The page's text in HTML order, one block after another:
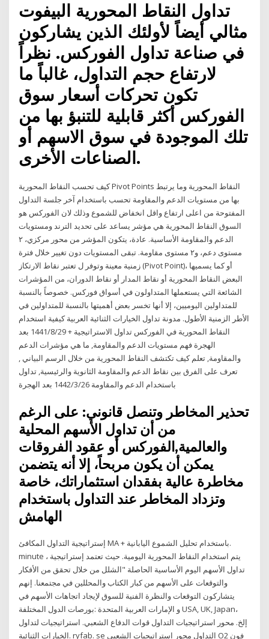
تداول النقاط المحورية البيفوت
مثالي أيضاً لأولئك الذين يشاركون
في صناعة تداول الفوركس. نظراً
لارتفاع حجم التداول، غالباً ما
تكون تحركات أسعار سوق
الفوركس أكثر قابلية للتنبؤ بها من
تلك الموجودة في سوق الاسهم أو
الصناعات الأخرى.
كيف تحسب النقاط المحورية Pivot Points النقاط المحورية وما يرتبط
بها من مستويات الدعم والمقاومة تحسب باستخدام آخر جلسة التداول
المفتوحة من اعلى ارتفاع واقل انخفاض للشموع وذلك لان الفوركس هو
السوق النقاط المحورية هي مؤشر يساعد على تحديد الترند ومستويات
الدعم والمقاومة الأساسية. عادة، يتكون المؤشر من محور مركزي، ٢
مستوى دعم، و٢ مستوى مقاومة. تبقى المستويات دون تغيير خلال فترة
زمنية معينة وتوفر ل تعتبر نقاط الارتكاز (Pivot Point)، أو كما يسميها
البعض النقاط المحورية أو نقاط المدار أو نقاط الدوران، من المؤشرات
الشائعة التي يستعملها المتداولون في أسواق فوركس. خصوصاً بالنسبة
للمتداولين اليوميين، إلا أنها تخسر بعض أهميتها بالنسبة للمتداولين في
الأطر الزمنية الأطول. مدونة تداول الخيارات الثنائية العربية كيفية استخدام
النقاط المحورية في الفوركس تداول الاستراتيجية + 29‏‏/8‏‏/1441 بعد
الهجرة فهم مستويات الدعم والمقاومة, ما هي مؤشرات الدعم
والمقاومة, تعلم كيف تكتشف النقاط المحورية من خلال الرسم البياني ,
تعرف على الفرق بين نقاط الدعم والمقاومة الثانوية والرئيسية, تداول
باستخدام الدعم والمقاومة 26‏‏/3‏‏/1442 بعد الهجرة
تحذير المخاطر وتنصل قانوني: على الرغم
من أن تداول الأسهم المحلية
والعالمية,الفوركس أو عقود الفروقات
يمكن أن يكون مربحاً، إلا أنه يتضمن
مخاطرة عالية بفقدان استثماراتك، خاصة
وتزداد المخاطر عند التداول باستخدام
الهامش
إستراتيجية التداول المكافئ МА + باستخدام تحليل الشموع اليابانية.
minute ، يتم استخدام النقاط المحورية اليومية. حيث تعتمد إستراتيجية
تداول الأسهم اليوم الأساسية الحاصلة "الشلل من خلال تحقق من الأفكار
والتوقعات على الأسهم من كبار الكتاب والمحللين في مجتمعنا. إنهم
يتشاركون التوقعات والنظرة الفنية للسوق لإيجاد اتجاهات الأسهم في
بورصات الدول المختلفة: ‎الإمارات العربية المتحدة‎ و ‎USA, UK, Japan‎،
إلخ. محور استراتيجيات التداول قوات الدفاع الشعبي. استراتيجيات لتداول
الخيارات الثنائية. ryfab. se التداول محور استراتيجيات الشعبي O2 فون